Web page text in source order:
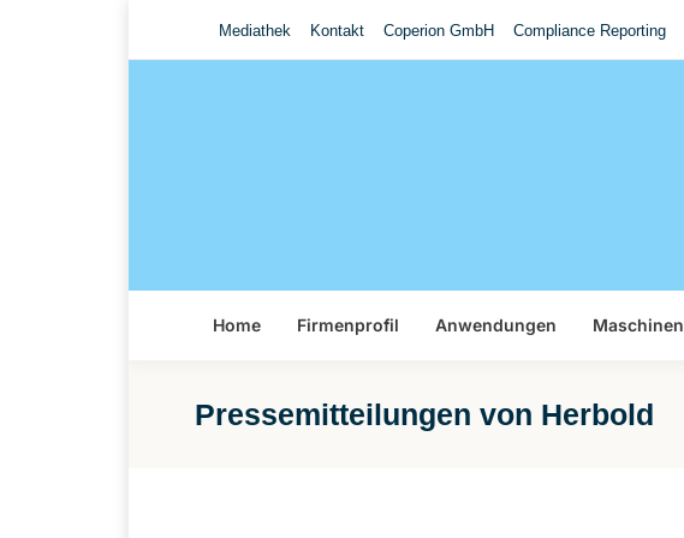
Mediathek Kontakt Coperion GmbH Compliance Reporting
Home Firmenprofil Anwendungen Maschinen
Pressemitteilungen von Herbold